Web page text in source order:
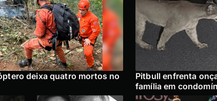
deixa quatro mortos no
Pitbull enfrenta
família em